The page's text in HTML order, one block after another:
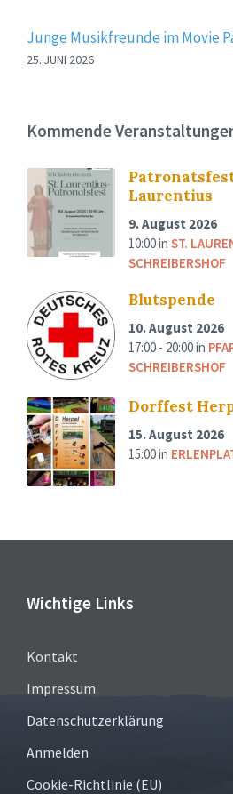
Junge Musikfreunde im Movie
25. JUNI 2026
Kommende
Laurentius
9. August 2026
10:00in ST.
SCHREIBERSHOF
Blutspende
10. August 2026
17:00 - 20:00in
SCHREIBERSHOF
Dorffest
15. August 2026
15:00in
Wichtige Links
Kontakt
Impressum
Datenschutzerklärung
Anmelden
Cookie-Richtlinie (EU)